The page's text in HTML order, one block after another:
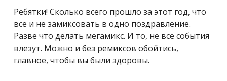
Ребятки! Сколько всего прошло за этот год, что
все и не замиксовать в одно поздравление.
Разве что делать мегамикс. И то, не все события
влезут. Можно и без ремиксов обойтись,
главное, чтобы вы были здоровы.